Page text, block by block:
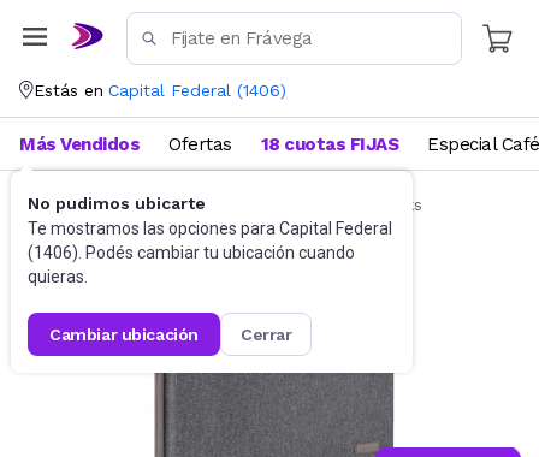
Estás en Capital Federal (1406)
No pudimos ubicarte
Te mostramos las opciones para Capital Federal
(1406). Podés cambiar tu ubicación cuando
quieras.
cambiar ubicación cerrar
Más Vendidos Ofertas 18 cuotas FIJAS Especial Café
Accesorios de Informática Funda Notebooks